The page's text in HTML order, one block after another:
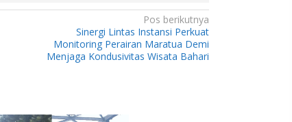
Pos berikutnya
Sinergi Lintas Instansi Perkuat
Monitoring Perairan Maratua Demi
Menjaga Kondusivitas Wisata Bahari